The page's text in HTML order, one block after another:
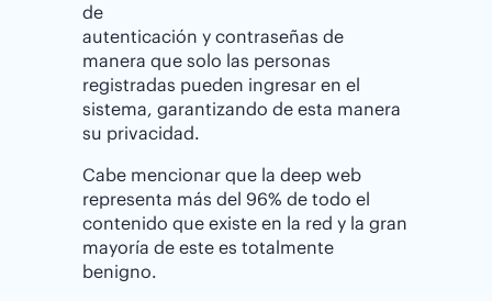
de
autenticación y contraseñas de
manera que solo las personas
registradas pueden ingresar en el
sistema, garantizando de esta manera
su privacidad.
Cabe mencionar que la deep web
representa más del 96% de todo el
contenido que existe en la red y la gran
mayoría de este es totalmente
benigno.